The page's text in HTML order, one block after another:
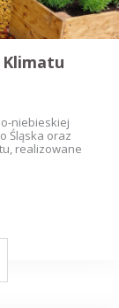
niebieskiej
Śląska oraz
realizowane